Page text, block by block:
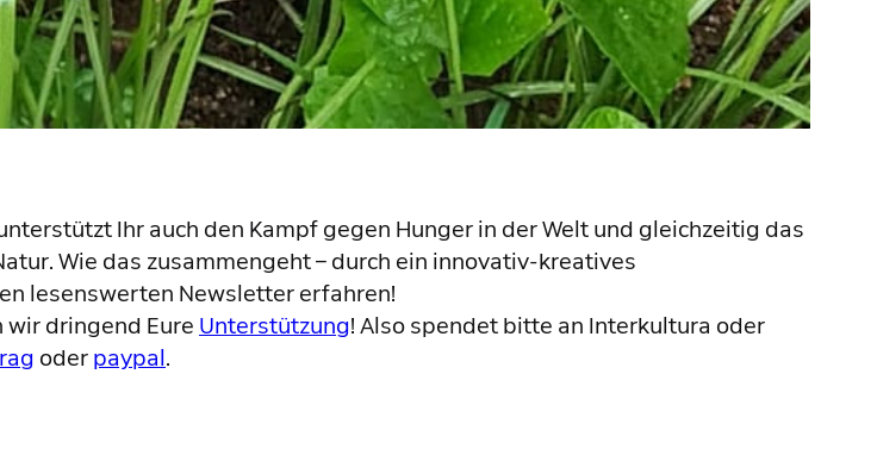
Ihr auch den Kampf gegen Hunger in der Welt und gleichzeitig das
Wie das zusammengeht – durch ein innovativ-kreatives
lesenswerten Newsletter erfahren!
dringend Eure Unterstützung! Also spendet bitte an Interkultura oder
oder paypal.